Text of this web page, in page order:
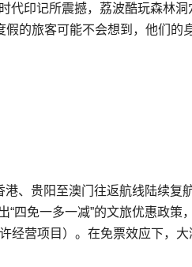
代印记所震撼，荔波酷玩森林
假的旅客可能不会想到，他们的
、贵阳至澳门往返航线陆续复
四免一多一减”的文旅优惠政策
经营项目）。在免票效应下，